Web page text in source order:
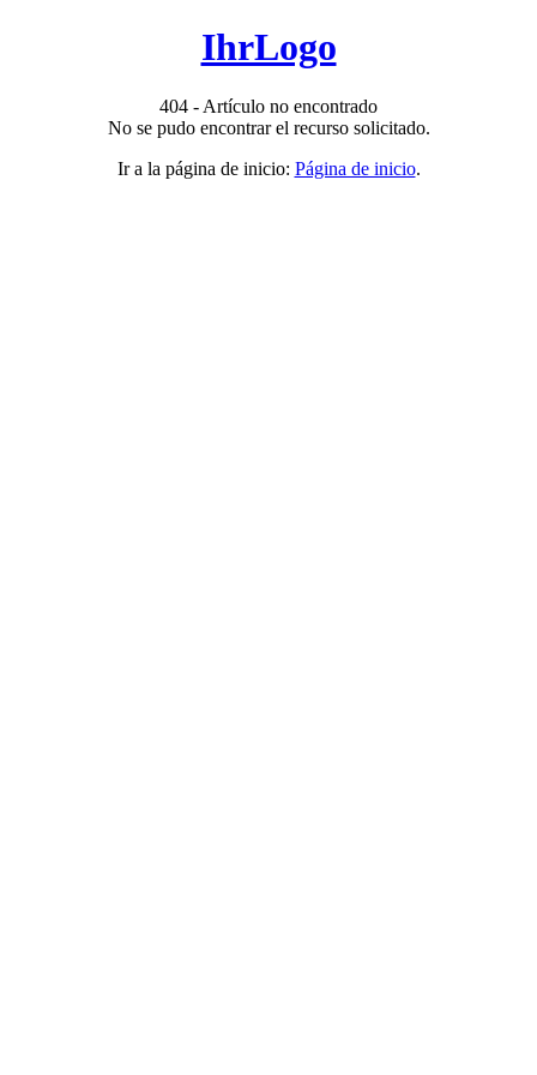
IhrLogo
404 - Artículo no encontrado
No se pudo encontrar el recurso solicitado.
Ir a la página de inicio: Página de inicio.